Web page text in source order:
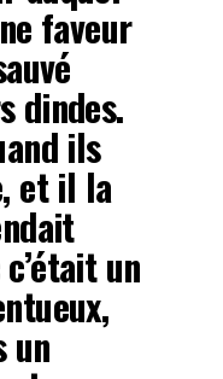
faveur
dindes.
ils
et il la
un
un